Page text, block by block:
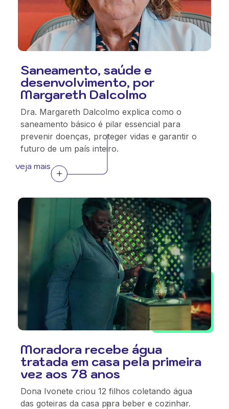
Saneamento, saúde e
desenvolvimento, por
Margareth Dalcolmo
Dra. Margareth Dalcolmo explica como o
saneamento básico é pilar essencial para
prevenir doenças, proteger vidas e garantir o
futuro de um país inteiro.
veja mais
Moradora recebe água
tratada em casa pela primeira
vez aos 78 anos
Dona Ivonete criou 12 filhos coletando água
das goteiras da casa para beber e cozinhar.